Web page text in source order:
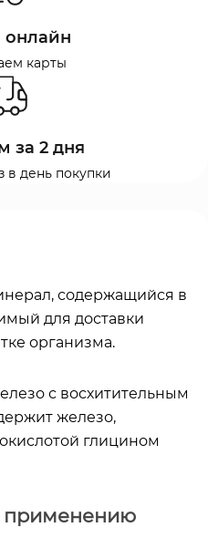
онлайн
карты
за 2 дня
в день покупки
содержащийся в
для доставки
организма.
с восхитительным
железо,
глицином
применению